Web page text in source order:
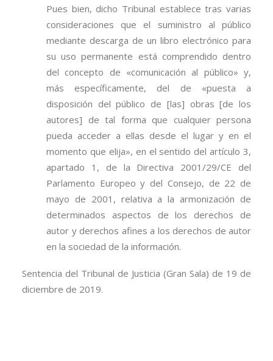
Pues bien, dicho Tribunal establece tras varias
consideraciones que el suministro al público
mediante descarga de un libro electrónico para
su uso permanente está comprendido dentro
del concepto de «comunicación al público» y,
más específicamente, del de «puesta a
disposición del público de [las] obras [de los
autores] de tal forma que cualquier persona
pueda acceder a ellas desde el lugar y en el
momento que elija», en el sentido del artículo 3,
apartado 1, de la Directiva 2001/29/CE del
Parlamento Europeo y del Consejo, de 22 de
mayo de 2001, relativa a la armonización de
determinados aspectos de los derechos de
autor y derechos afines a los derechos de autor
en la sociedad de la información.
Sentencia del Tribunal de Justicia (Gran Sala) de 19 de
diciembre de 2019.